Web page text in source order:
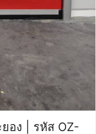
อง | รหัส OZ-